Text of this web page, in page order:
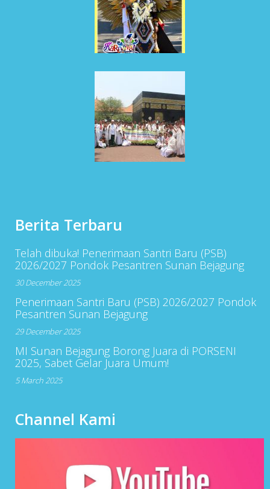
Berita Terbaru
Telah dibuka! Penerimaan Santri Baru (PSB)
2026/2027 Pondok Pesantren Sunan Bejagung
30 December 2025
Penerimaan Santri Baru (PSB) 2026/2027 Pondok
Pesantren Sunan Bejagung
29 December 2025
MI Sunan Bejagung Borong Juara di PORSENI
2025, Sabet Gelar Juara Umum!
5 March 2025
Channel Kami